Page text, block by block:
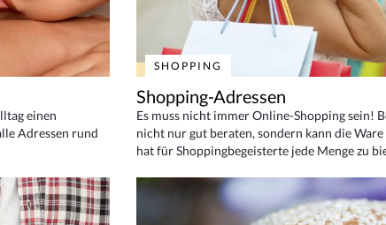
einen
Adressen rund
SHOPPING
Shopping-Adressen
Es muss nicht immer Online-Shopping sein!
nicht nur gut beraten, sondern kann die
hat für Shoppingbegeisterte jede Menge zu